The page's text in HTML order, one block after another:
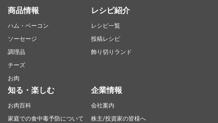
商品情報
ハム・ベーコン
ソーセージ
調理品
チーズ
お肉
レシピ紹介
レシピ一覧
投稿レシピ
飾り切りランド
知る・楽しむ
お肉百科
家庭での食中毒予防について
企業情報
会社案内
株主/投資家の皆様へ